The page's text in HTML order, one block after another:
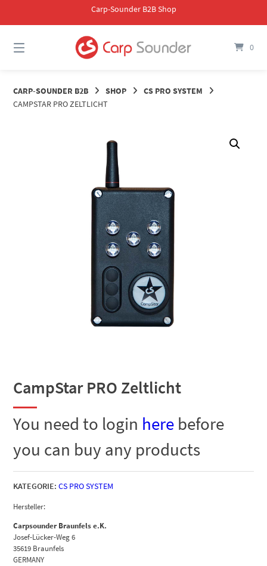
Carp-Sounder B2B Shop
0
CARP-SOUNDER B2B SHOP
CS PRO SYSTEM
CAMPSTAR PRO ZELTLICHT
CampStar PRO Zeltlicht
You need to login here before
you can buy any products
KATEGORIE: CS PRO SYSTEM
Hersteller:
Carpsounder Braunfels e.K.
Josef-Lücker-Weg 6
35619 Braunfels
GERMANY